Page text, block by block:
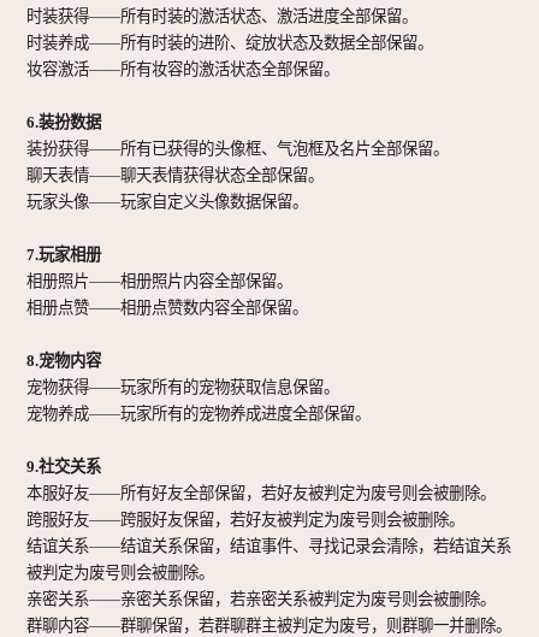
时装获得——所有时装的激活状态、激活进度全部保留。
时装养成——所有时装的进阶、绽放状态及数据全部保留。
妆容激活——所有妆容的激活状态全部保留。
6.装扮数据
装扮获得——所有已获得的头像框、气泡框及名片全部保留。
聊天表情——聊天表情获得状态全部保留。
玩家头像——玩家自定义头像数据保留。
7.玩家相册
相册照片——相册照片内容全部保留。
相册点赞——相册点赞数内容全部保留。
8.宠物内容
宠物获得——玩家所有的宠物获取信息保留。
宠物养成——玩家所有的宠物养成进度全部保留。
9.社交关系
本服好友——所有好友全部保留，若好友被判定为废号则会被删除。
跨服好友——跨服好友保留，若好友被判定为废号则会被删除。
结谊关系——结谊关系保留，结谊事件、寻找记录会清除，若结谊关系
被判定为废号则会被删除。
亲密关系——亲密关系保留，若亲密关系被判定为废号则会被删除。
群聊内容——群聊保留，若群聊群主被判定为废号，则群聊一并删除。